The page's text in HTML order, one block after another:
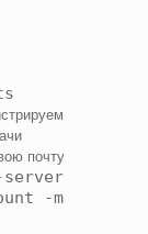
почту
-m